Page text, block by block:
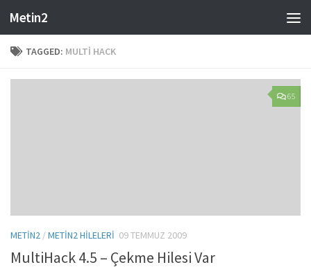
Skip to content
Metin2
TAGGED: MULTI HACK
65
METIN2 /METIN2 HILELERI 09 TEMMUZ 2009
MultiHack 4.5 – Çekme Hilesi Var